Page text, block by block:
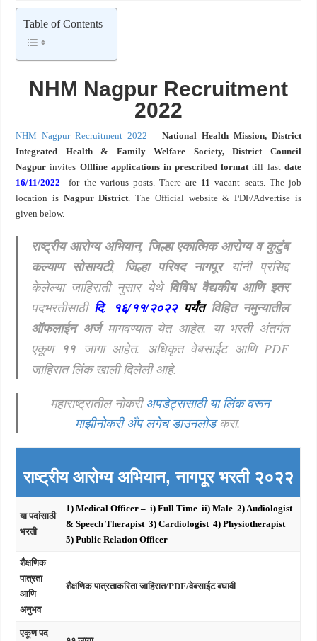
खुशखबर ! रेल्वे मध्ये ४०९८ जुनिअर इंजिनिअर पदांची मोठी भरती ; अर्ज प्रक्रिया सुरु !
Table of Contents
NHM Nagpur Recruitment
2022
NHM Nagpur Recruitment 2022 – National Health Mission, District
Integrated Health & Family Welfare Society, District Council
Nagpur invites Offline applications in prescribed formattill lastdate
16/11/2022 for the various posts. There are 11vacant seats. The job
location is NagpurDistrict. The Official website & PDF/Advertise is
given below.
राष्ट्रीय आरोग्य अभियान, जिल्हा एकात्मिक आरोग्य व कुटुंब
कल्याण सोसायटी, जिल्हा परिषद नागपूर यांनी प्रसिद्द
केलेल्या जाहिराती नुसार येथेविविध वैद्यकीय आणि इतर
पदभरतीसाठी दि. १६/११/२०२२ पर्यंत विहित नमुन्यातील
ऑफलाईन अर्जमागवण्यात येत आहेत. या भरती अंतर्गत
एकूण ११जागा आहेत. अधिकृत वेबसाईट आणि PDF
जाहिरात लिंक खाली दिलेली आहे.
महाराष्ट्रातील नोकरीअपडेट्ससाठी या लिंक वरून
माझीनोकरी अँप लगेच डाउनलोडकरा.
राष्ट्रीय आरोग्य अभियान, नागपूर भरती २०२२
या पदांसाठी
भरती
1) Medical Officer – i) Full Time ii) Male 2) Audiologist
& Speech Therapist 3) Cardiologist 4) Physiotherapist
5) Public Relation Officer
शैक्षणिक
पात्रता
आणि
अनुभव
शैक्षणिक पात्रताकरिता जाहिरात/PDF/वेबसाईट बघावी.
एकूण पद